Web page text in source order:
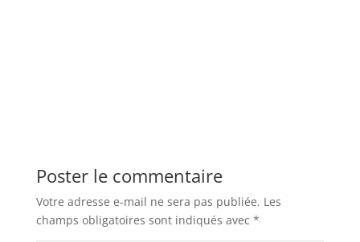
Poster le commentaire
Votre adresse e-mail ne sera pas publiée. Les
champs obligatoires sont indiqués avec *